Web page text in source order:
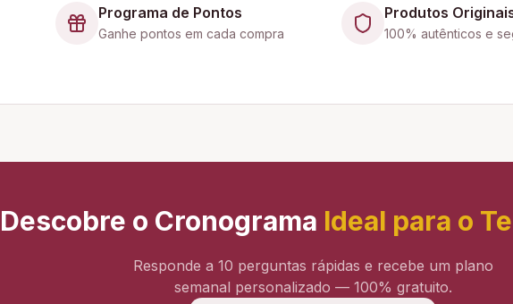
Programa de Pontos
Ganhe pontos em cada compra
Produtos
100% autênticos e
Descobre o Cronograma Ideal para o
Responde a 10 perguntas rápidas e recebe um plano
semanal personalizado — 100% gratuito.